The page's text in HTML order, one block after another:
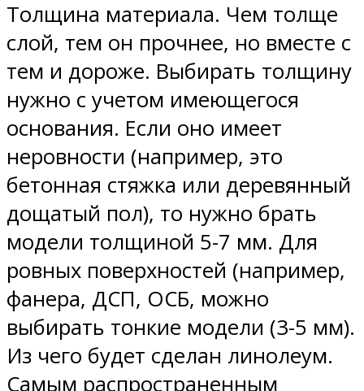
Толщина материала. Чем толще
слой, тем он прочнее, но вместе с
тем и дороже. Выбирать толщину
нужно с учетом имеющегося
основания. Если оно имеет
неровности (например, это
бетонная стяжка или деревянный
дощатый пол), то нужно брать
модели толщиной 5-7 мм. Для
ровных поверхностей (например,
фанера, ДСП, ОСБ, можно
выбирать тонкие модели (3-5 мм).
Из чего будет сделан линолеум.
Самым распространенным